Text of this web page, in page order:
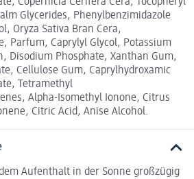
Glycerides, Phenylbenzimidazole
Oryza Sativa Bran Cera,
Parfum, Caprylyl Glycol, Potassium
Disodium Phosphate, Xanthan Gum,
Cellulose Gum, Caprylhydroxamic
Tetramethyl
Alpha-Isomethyl Ionone, Citrus
Citric Acid, Anise Alcohol.
Aufenthalt in der Sonne großzügig